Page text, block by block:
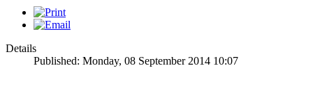
Details
Published: Monday, 08 September 2014 10:07